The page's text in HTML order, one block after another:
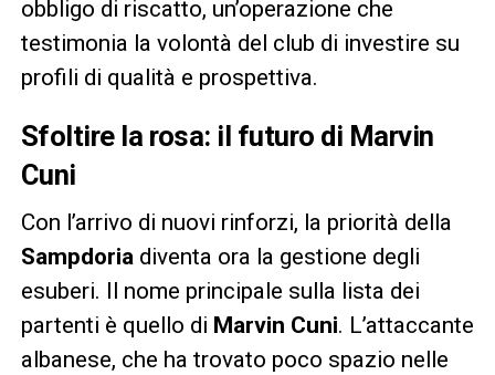
obbligo di riscatto, un’operazione che
testimonia la volontà del club di investire su
profili di qualità e prospettiva.
Sfoltire la rosa: il futuro di Marvin
Cuni
Con l’arrivo di nuovi rinforzi, la priorità della
Sampdoriadiventa ora la gestione degli
esuberi. Il nome principale sulla lista dei
partenti è quello di Marvin Cuni. L’attaccante
albanese, che ha trovato poco spazio nelle